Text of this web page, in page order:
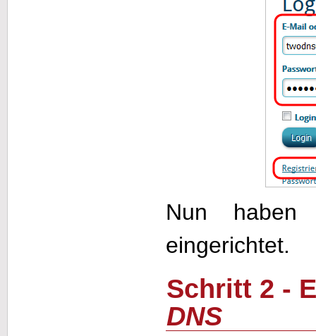
Nun
eingerichtet.
Schritt 2 -
DNS